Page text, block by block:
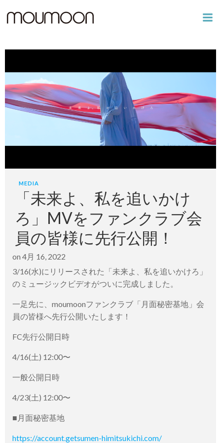
ツ
ス
キ
ッ
プ
MEDIA
「未来よ、私を追いかけ
ろ」MVをファンクラブ会
員の皆様に先行公開！
on 4月 16, 2022
3/16(水)にリリースされた「未来よ、私を追いかけろ」
のミュージックビデオがついに完成しました。
一足先に、moumoonファンクラブ「月面秘密基地」会
員の皆様へ先行公開いたします！
FC先行公開日時
4/16(土) 12:00〜
一般公開日時
4/23(土) 12:00〜
■月面秘密基地
https://account.getsumen-himitsukichi.com/